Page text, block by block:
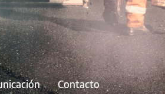
Contacto